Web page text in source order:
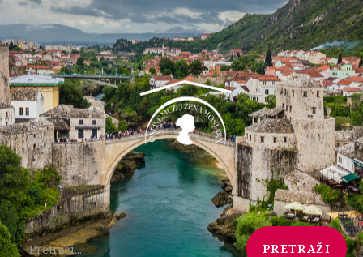
PRETRAŽI